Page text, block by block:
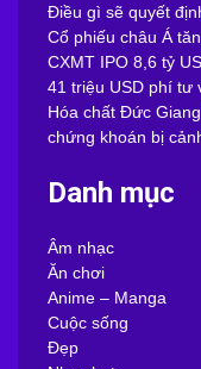
Điều gì sẽ quyết
Cổ phiếu châu Á
CXMT IPO 8,6 tỷ
41 triệu USD phí tư
Hóa chất Đức
chứng khoán bị
Danh mục
Âm nhạc
Ăn chơi
Anime – Manga
Cuộc sống
Đẹp